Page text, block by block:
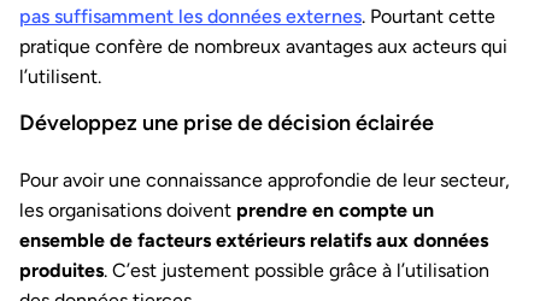
pas suffisamment les données externes. Pourtant cette
pratique confère de nombreux avantages aux acteurs qui
l’utilisent.
Développez une prise de décision éclairée
Pour avoir une connaissance approfondie de leur secteur,
les organisations doivent prendre en compte un
ensemble de facteurs extérieurs relatifs aux données
produites. C’est justement possible grâce à l’utilisation